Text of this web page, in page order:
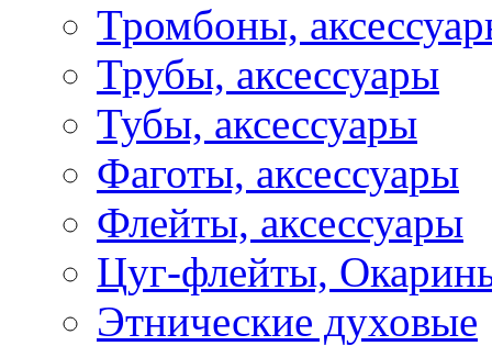
Тромбоны,
Трубы, аксессуары
Тубы, аксессуары
Фаготы, аксессуары
Флейты, аксессуары
Цуг-флейты,
Этнические духовые